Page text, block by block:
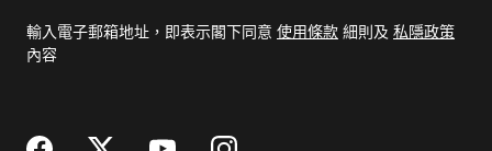
郵
輸入電子郵箱地址，即表示閣下同意 使用條款 細則及 私隱政策
內容